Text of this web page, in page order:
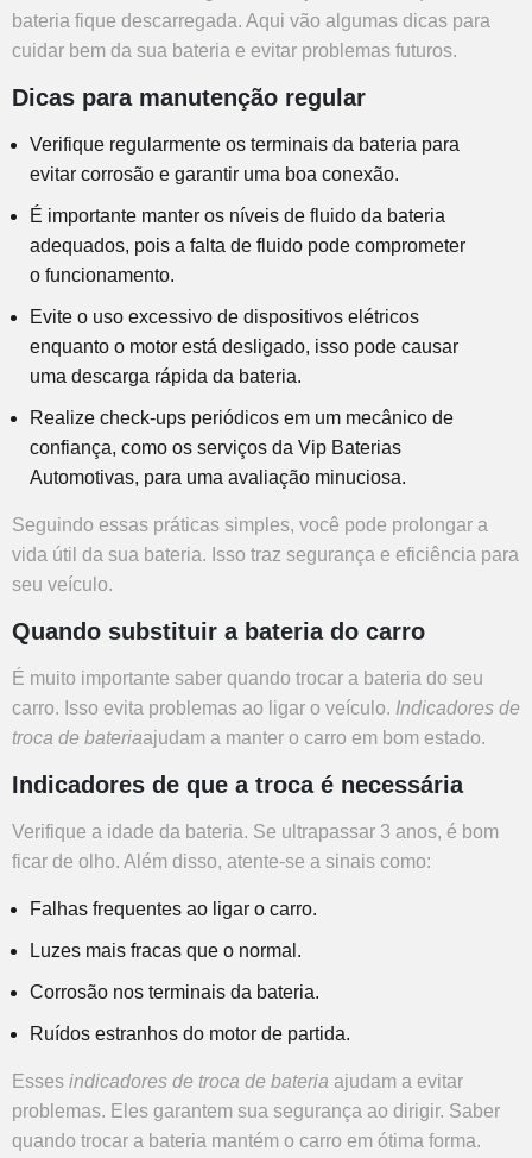
bateria fique descarregada. Aqui vão algumas dicas para
cuidar bem da sua bateria e evitar problemas futuros.
Dicas para manutenção regular
Verifique regularmente os terminais da bateria para
evitar corrosão e garantir uma boa conexão.
É importante manter os níveis de fluido da bateria
adequados, pois a falta de fluido pode comprometer
o funcionamento.
Evite o uso excessivo de dispositivos elétricos
enquanto o motor está desligado, isso pode causar
uma descarga rápida da bateria.
Realize check-ups periódicos em um mecânico de
confiança, como os serviços da Vip Baterias
Automotivas, para uma avaliação minuciosa.
Seguindo essas práticas simples, você pode prolongar a
vida útil da sua bateria. Isso traz segurança e eficiência para
seu veículo.
Quando substituir a bateria do carro
É muito importante saber quando trocar a bateria do seu
carro. Isso evita problemas ao ligar o veículo. Indicadores de
troca de bateriaajudam a manter o carro em bom estado.
Indicadores de que a troca é necessária
Verifique a idade da bateria. Se ultrapassar 3 anos, é bom
ficar de olho. Além disso, atente-se a sinais como:
Falhas frequentes ao ligar o carro.
Luzes mais fracas que o normal.
Corrosão nos terminais da bateria.
Ruídos estranhos do motor de partida.
Esses indicadores de troca de bateria ajudam a evitar
problemas. Eles garantem sua segurança ao dirigir. Saber
quando trocar a bateria mantém o carro em ótima forma.